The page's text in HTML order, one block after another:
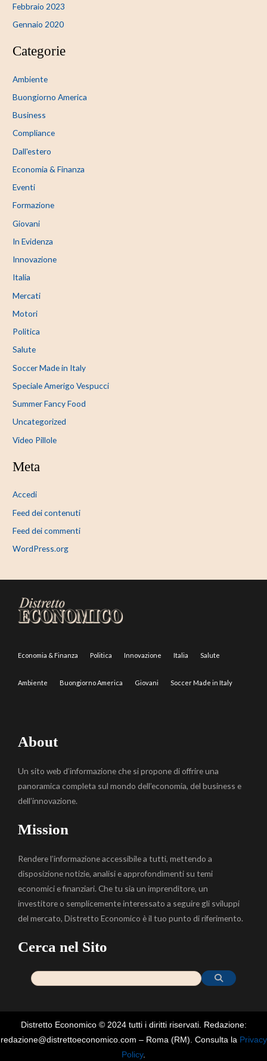
Febbraio 2023
Gennaio 2020
Categorie
Ambiente
Buongiorno America
Business
Compliance
Dall'estero
Economia & Finanza
Eventi
Formazione
Giovani
In Evidenza
Innovazione
Italia
Mercati
Motori
Politica
Salute
Soccer Made in Italy
Speciale Amerigo Vespucci
Summer Fancy Food
Uncategorized
Video Pillole
Meta
Accedi
Feed dei contenuti
Feed dei commenti
WordPress.org
Economia & Finanza Politica Innovazione Italia Salute
Ambiente Buongiorno America Giovani Soccer Made in Italy
About
Un sito web d’informazione che si propone di offrire una
panoramica completa sul mondo dell’economia, del business e
dell’innovazione.
Mission
Rendere l’informazione accessibile a tutti, mettendo a
disposizione notizie, analisi e approfondimenti su temi
economici e finanziari. Che tu sia un imprenditore, un
investitore o semplicemente interessato a seguire gli sviluppi
del mercato, Distretto Economico è il tuo punto di riferimento.
Cerca nel Sito
Distretto Economico © 2024 tutti i diritti riservati. Redazione:
redazione@distrettoeconomico.com – Roma (RM). Consulta la Privacy
Policy.